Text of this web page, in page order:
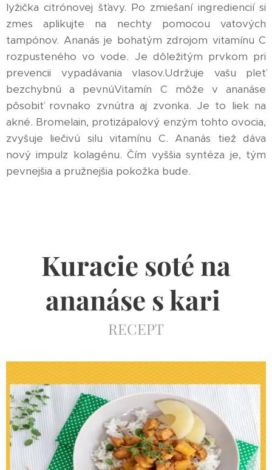
lyžička citrónovej šťavy. Po zmiešaní ingrediencií si
zmes aplikujte na nechty pomocou vatových
tampónov. Ananás je bohatým zdrojom vitamínu C
rozpusteného vo vode. Je dôležitým prvkom pri
prevencii vypadávania vlasov.Udržuje vašu pleť
bezchybnú a pevnúVitamín C môže v ananáse
pôsobiť rovnako zvnútra aj zvonka. Je to liek na
akné. Bromelain, protizápalový enzým tohto ovocia,
zvyšuje liečivú silu vitamínu C. Ananás tiež dáva
nový impulz kolagénu. Čím vyššia syntéza je, tým
pevnejšia a pružnejšia pokožka bude.
Kuracie soté na
ananáse s kari
RECEPT